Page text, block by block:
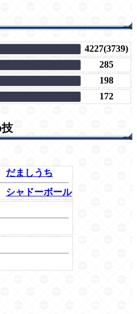
4227(3739)
285
198
172
だましうち
シャドーボール